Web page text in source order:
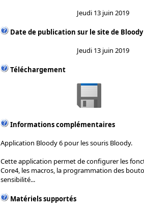
Jeudi 13 juin 2019
Date de publication sur le site de Bloody
Jeudi 13 juin 2019
Téléchargement
Informations complémentaires
Application Bloody 6 pour les souris Bloody.
Cette application permet de configurer les
Core4, les macros, la programmation des
sensibilité...
Matériels supportés